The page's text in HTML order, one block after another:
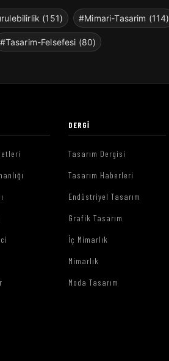
(151) #Mimari-Tasarim (114)
#Tasarim-Felsefesi (80)
DERGI
Tasarım Dergisi
Tasarım Haberleri
Endüstriyel Tasarım
Grafik Tasarım
İç Mimarlık
Mimarlık
Moda Tasarım